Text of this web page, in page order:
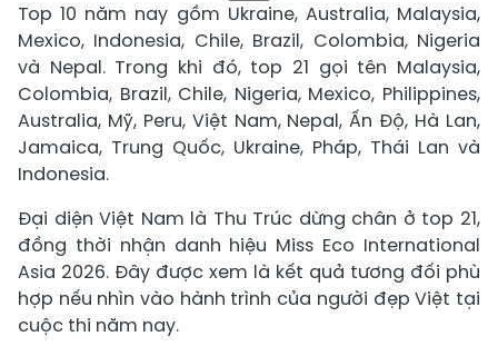
Top 10 năm nay gồm Ukraine, Australia, Malaysia,
Mexico, Indonesia, Chile, Brazil, Colombia, Nigeria
và Nepal. Trong khi đó, top 21 gọi tên Malaysia,
Colombia, Brazil, Chile, Nigeria, Mexico, Philippines,
Australia, Mỹ, Peru, Việt Nam, Nepal, Ấn Độ, Hà Lan,
Jamaica, Trung Quốc, Ukraine, Pháp, Thái Lan và
Indonesia.
Đại diện Việt Nam là Thu Trúc dừng chân ở top 21,
đồng thời nhận danh hiệu Miss Eco International
Asia 2026. Đây được xem là kết quả tương đối phù
hợp nếu nhìn vào hành trình của người đẹp Việt tại
cuộc thi năm nay.